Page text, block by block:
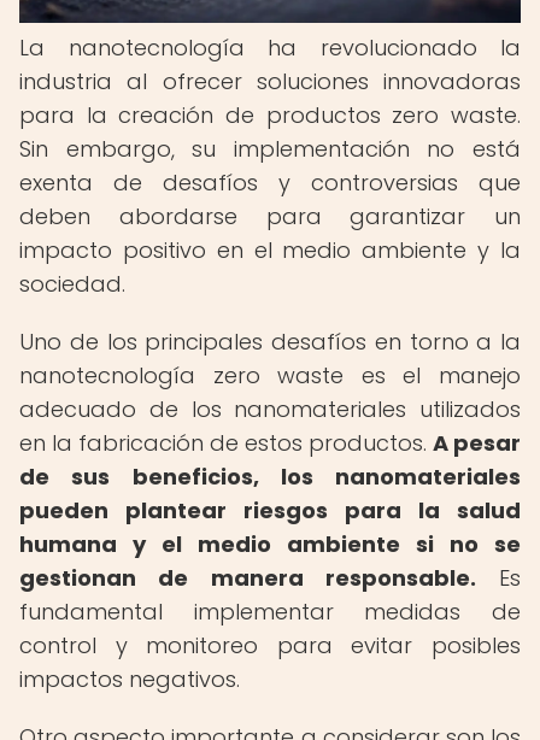
La nanotecnología ha revolucionado la
industria al ofrecer soluciones innovadoras
para la creación de productos zero waste.
Sin embargo, su implementación no está
exenta de desafíos y controversias que
deben abordarse para garantizar un
impacto positivo en el medio ambiente y la
sociedad.
Uno de los principales desafíos en torno a la
nanotecnología zero waste es el manejo
adecuado de los nanomateriales utilizados
en la fabricación de estos productos. A pesar
de sus beneficios, los nanomateriales
pueden plantear riesgos para la salud
humana y el medio ambiente si no se
gestionan de manera responsable. Es
fundamental implementar medidas de
control y monitoreo para evitar posibles
impactos negativos.